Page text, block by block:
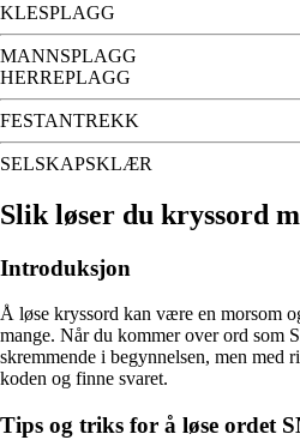
KLESPLAGG
MANNSPLAGG
HERREPLAGG
FESTANTREKK
SELSKAPSKLÆR
Slik løser du kryssord
Introduksjon
Å løse kryssord kan være en morsom
mange. Når du kommer over ord som
skremmende i begynnelsen, men
koden og finne svaret.
Tips og triks for å løse ordet